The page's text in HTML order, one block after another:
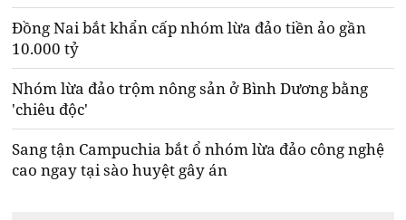
Đồng Nai bắt khẩn cấp nhóm lừa đảo tiền ảo gần
10.000 tỷ
Nhóm lừa đảo trộm nông sản ở Bình Dương bằng
'chiêu độc'
Sang tận Campuchia bắt ổ nhóm lừa đảo công nghệ
cao ngay tại sào huyệt gây án